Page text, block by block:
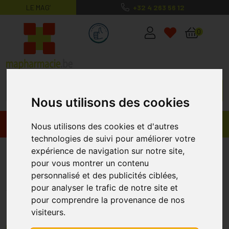
Nous utilisons des cookies
Nous utilisons des cookies et d'autres
technologies de suivi pour améliorer votre
expérience de navigation sur notre site,
pour vous montrer un contenu
personnalisé et des publicités ciblées,
pour analyser le trafic de notre site et
pour comprendre la provenance de nos
visiteurs.
LE MAG’ +32 4 263 56 12
MaPharmacie.be ma santé, mes
0
Promos Produits
Bandagisterie
Tous les produits de bandagisterie dont
vous avez besoin sont sur MaPharmacie.be
Dans la catégorie « bandagisterie